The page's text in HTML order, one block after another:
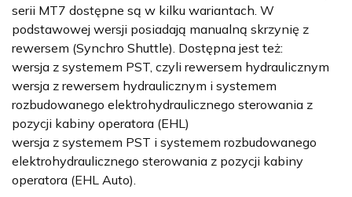
serii MT7 dostępne są w kilku wariantach. W
podstawowej wersji posiadają manualną skrzynię z
rewersem (Synchro Shuttle). Dostępna jest też:
wersja z systemem PST, czyli rewersem hydraulicznym
wersja z rewersem hydraulicznym i systemem
rozbudowanego elektrohydraulicznego sterowania z
pozycji kabiny operatora (EHL)
wersja z systemem PST i systemem rozbudowanego
elektrohydraulicznego sterowania z pozycji kabiny
operatora (EHL Auto).